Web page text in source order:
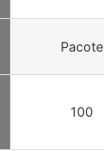
Pacote
100